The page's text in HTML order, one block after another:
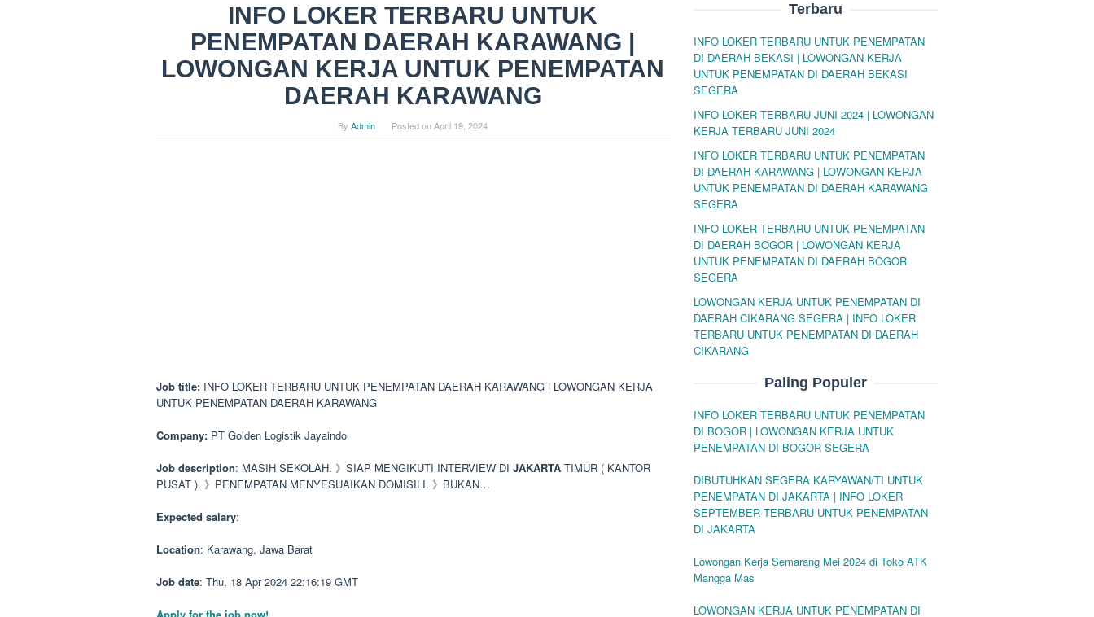
INFO LOKER TERBARU UNTUK
PENEMPATAN DAERAH KARAWANG |
LOWONGAN KERJA UNTUK PENEMPATAN
DAERAH KARAWANG
By Admin Posted onApril 19, 2024
Job title: INFO LOKER TERBARU UNTUK PENEMPATAN DAERAH KARAWANG | LOWONGAN KERJA
UNTUK PENEMPATAN DAERAH KARAWANG
Company: PT Golden Logistik Jayaindo
Job description: MASIH SEKOLAH. 》SIAP MENGIKUTI INTERVIEW DI JAKARTA TIMUR ( KANTOR
PUSAT ). 》PENEMPATAN MENYESUAIKAN DOMISILI. 》BUKAN…
Expected salary:
Location: Karawang, Jawa Barat
Job date: Thu, 18 Apr 2024 22:16:19 GMT
Terbaru
INFO LOKER TERBARU UNTUK PENEMPATAN
DI DAERAH BEKASI | LOWONGAN KERJA
UNTUK PENEMPATAN DI DAERAH BEKASI
SEGERA
INFO LOKER TERBARU JUNI 2024 | LOWONGAN
KERJA TERBARU JUNI 2024
INFO LOKER TERBARU UNTUK PENEMPATAN
DI DAERAH KARAWANG | LOWONGAN KERJA
UNTUK PENEMPATAN DI DAERAH KARAWANG
SEGERA
INFO LOKER TERBARU UNTUK PENEMPATAN
DI DAERAH BOGOR | LOWONGAN KERJA
UNTUK PENEMPATAN DI DAERAH BOGOR
SEGERA
LOWONGAN KERJA UNTUK PENEMPATAN DI
DAERAH CIKARANG SEGERA | INFO LOKER
TERBARU UNTUK PENEMPATAN DI DAERAH
CIKARANG
Paling Populer
INFO LOKER TERBARU UNTUK PENEMPATAN
DI BOGOR | LOWONGAN KERJA UNTUK
PENEMPATAN DI BOGOR SEGERA
DIBUTUHKAN SEGERA KARYAWAN/TI UNTUK
PENEMPATAN DI JAKARTA | INFO LOKER
SEPTEMBER TERBARU UNTUK PENEMPATAN
DI JAKARTA
Lowongan Kerja Semarang Mei 2024 di Toko ATK
Mangga Mas
LOWONGAN KERJA UNTUK PENEMPATAN DI